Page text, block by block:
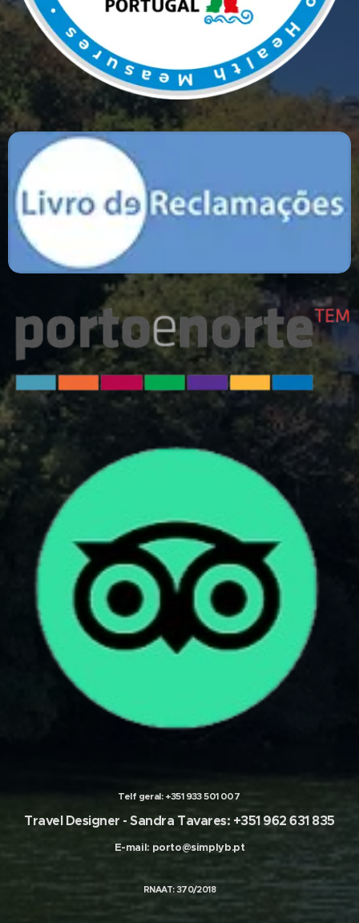
Telf geral: +351 933 501 007
Travel Designer -Sandra Tavares: +351 962 631 835
E-mail: porto@simplyb.pt
RNAAT: 370/2018